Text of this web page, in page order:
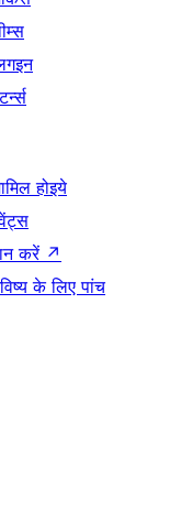
होइये
करें ↗
के लिए पांच